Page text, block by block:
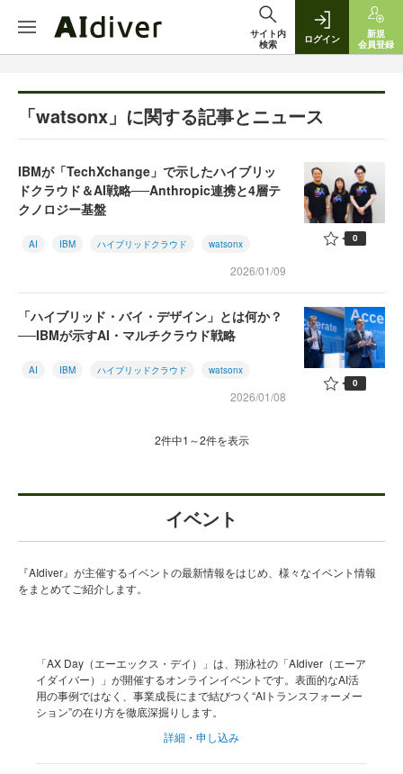
サイト内
検索
ログイン
新規
会員登録
「watsonx」に関する記事とニュース
IBMが「TechXchange」で示したハイブリッ
ドクラウド＆AI戦略──Anthropic連携と4層テ
クノロジー基盤
AI IBM ハイブリッドクラウド watsonx
2026/01/09
0
「ハイブリッド・バイ・デザイン」とは何か？
──IBMが示すAI・マルチクラウド戦略
AI IBM ハイブリッドクラウド watsonx
2026/01/08
0
2件中1～2件を表示
イベント
『AIdiver』が主催するイベントの最新情報をはじめ、様々なイベント情報
をまとめてご紹介します。
「AX Day（エーエックス・デイ）」は、翔泳社の「AIdiver（エーア
イダイバー）」が開催するオンラインイベントです。表面的なAI活
用の事例ではなく、事業成長にまで結びつく“AIトランスフォーメー
ション”の在り方を徹底深掘りします。
詳細・申し込み